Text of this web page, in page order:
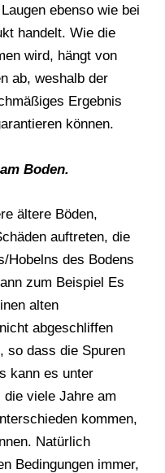
ebenso wie bei
handelt. Wie die
wird, hängt von
ab, weshalb der
Ergebnis
können.
Boden.
ältere Böden,
auftreten, die
Hobelns des Bodens
zum Beispiel Es
alten
abgeschliffen
so dass die Spuren
kann es unter
die viele Jahre am
kommen,
Natürlich
Bedingungen immer,